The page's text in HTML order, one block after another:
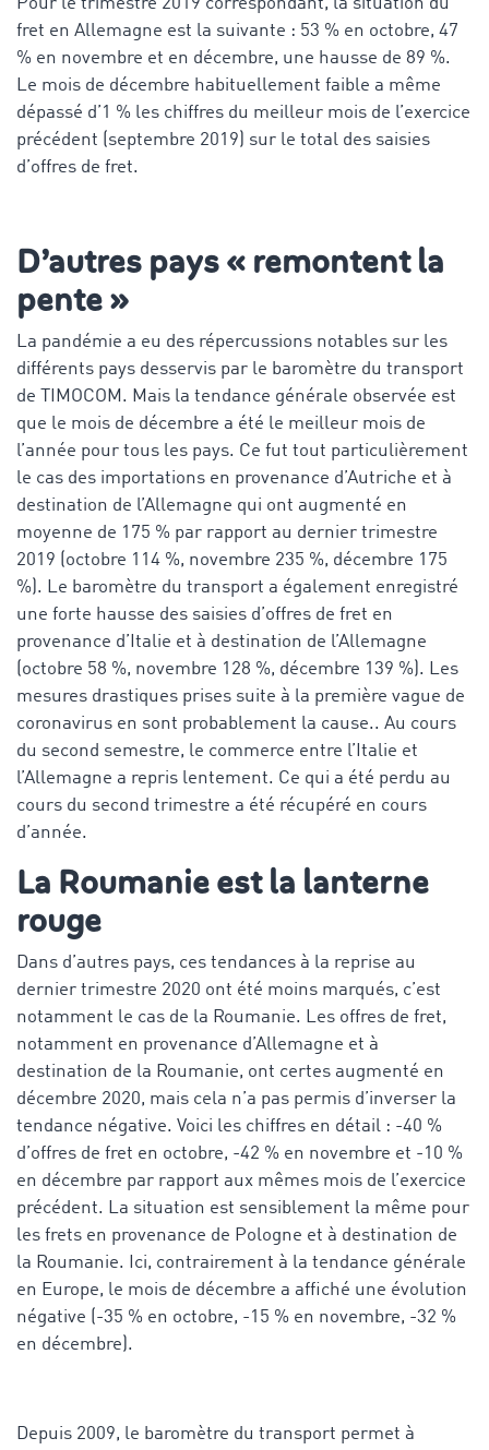
fret en Allemagne est la suivante : 53 % en octobre, 47
% en novembre et en décembre, une hausse de 89 %.
Le mois de décembre habituellement faible a même
dépassé d’1 % les chiffres du meilleur mois de l’exercice
précédent (septembre 2019) sur le total des saisies
d’offres de fret.
D’autres pays « remontent la
pente »
La pandémie a eu des répercussions notables sur les
différents pays desservis par le baromètre du transport
de TIMOCOM. Mais la tendance générale observée est
que le mois de décembre a été le meilleur mois de
l’année pour tous les pays. Ce fut tout particulièrement
le cas des importations en provenance d’Autriche et à
destination de l’Allemagne qui ont augmenté en
moyenne de 175 % par rapport au dernier trimestre
2019 (octobre 114 %, novembre 235 %, décembre 175
%). Le baromètre du transport a également enregistré
une forte hausse des saisies d’offres de fret en
provenance d’Italie et à destination de l’Allemagne
(octobre 58 %, novembre 128 %, décembre 139 %). Les
mesures drastiques prises suite à la première vague de
coronavirus en sont probablement la cause.. Au cours
du second semestre, le commerce entre l’Italie et
l’Allemagne a repris lentement. Ce qui a été perdu au
cours du second trimestre a été récupéré en cours
d’année.
La Roumanie est la lanterne
rouge
Dans d’autres pays, ces tendances à la reprise au
dernier trimestre 2020 ont été moins marqués, c’est
notamment le cas de la Roumanie. Les offres de fret,
notamment en provenance d’Allemagne et à
destination de la Roumanie, ont certes augmenté en
décembre 2020, mais cela n’a pas permis d’inverser la
tendance négative. Voici les chiffres en détail : -40 %
d’offres de fret en octobre, -42 % en novembre et -10 %
en décembre par rapport aux mêmes mois de l’exercice
précédent. La situation est sensiblement la même pour
les frets en provenance de Pologne et à destination de
la Roumanie. Ici, contrairement à la tendance générale
en Europe, le mois de décembre a affiché une évolution
négative (-35 % en octobre, -15 % en novembre, -32 %
en décembre).
Depuis 2009, le baromètre du transport permet à